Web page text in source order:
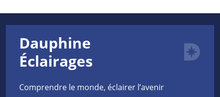
Dauphine
Éclairages
Comprendre le monde, éclairer l’avenir